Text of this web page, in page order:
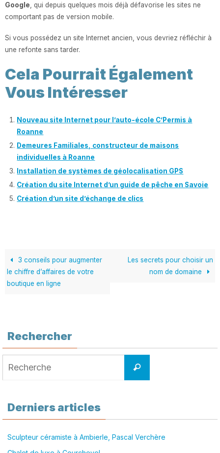
Google , qui depuis quelques mois déjà défavorise les sites ne
comportant pas de version mobile.
Si vous possédez un site Internet ancien, vous devriez réfléchir à
une refonte sans tarder.
Cela Pourrait Également
Vous Intéresser
Nouveau site Internet pour l’auto-école C’Permis à
Roanne
Demeures Familiales, constructeur de maisons
individuelles à Roanne
Installation de systèmes de géolocalisation GPS
Création du site Internet d’un guide de pêche en Savoie
Création d’un site d’échange de clics
3 conseils pour augmenter
le chiffre d’affaires de votre
boutique en ligne
Les secrets pour choisir un
nom de domaine
Rechercher
Recherche
Derniers articles
Sculpteur céramiste à Ambierle, Pascal Verchère